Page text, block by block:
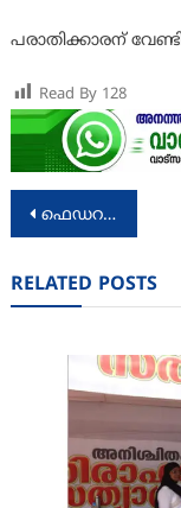
പരാതിക്കാരന്
Read By 128
Post
ഫെഡറൽ ബാങ്ക് കൊച്ചി മാരത്തൺ 2026: രജിസ്ട്രേഷൻ ആരംഭിച്ചു
RELATED POSTS